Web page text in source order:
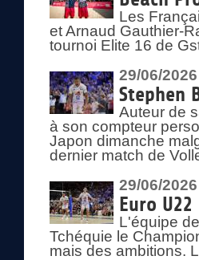
Les
et Arnaud Gauthier-
tournoi Elite 16 de
29/06/2026
Stephen
Auteur de
à son compteur
Japon dimanche
dernier match de
29/06/2026
Euro
L'équipe
Tchéquie le
mais des ambitions.